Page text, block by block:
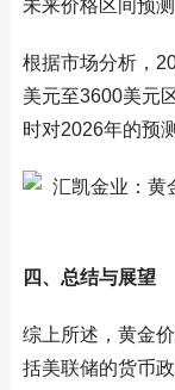
未来价格区间预测
根据市场分析，
美元至3600美元
时对2026年的预
四、总结与展望
综上所述，黄金
括美联储的货币